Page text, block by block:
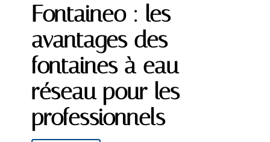
Fontaineo : les
avantages des
fontaines à eau
réseau pour les
professionnels